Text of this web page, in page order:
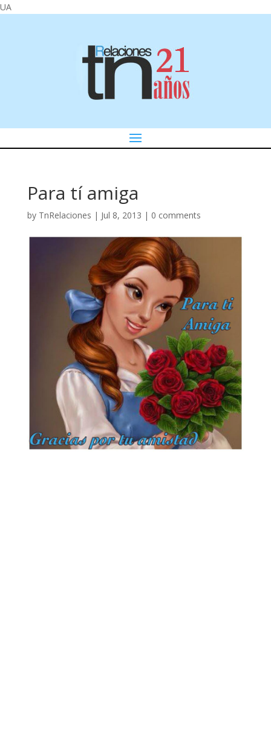
UA
Para tí amiga
by TnRelaciones | Jul 8, 2013 | 0 comments